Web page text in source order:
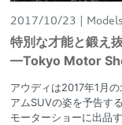
2017/10/23 Models
特別な才能と鍛え
—Tokyo Motor
アウディは2017年1月
アムSUVの姿を予告す
モーターショーに出品